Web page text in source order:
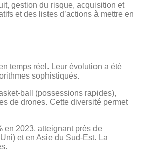
gestion du risque, acquisition et
et des listes d’actions à mettre en
temps réel. Leur évolution a été
sophistiqués.
(possessions rapides),
de drones. Cette diversité permet
en 2023, atteignant près de
et en Asie du Sud‑Est. La